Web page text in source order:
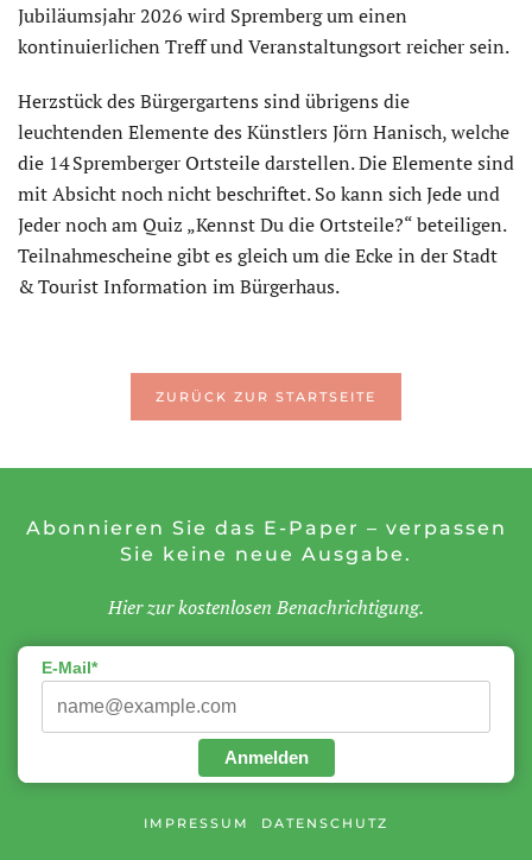
Jubiläumsjahr 2026 wird Spremberg um einen
kontinuierlichen Treff und Veranstaltungsort reicher sein.
Herzstück des Bürgergartens sind übrigens die
leuchtenden Elemente des Künstlers Jörn Hanisch, welche
die 14 Spremberger Ortsteile darstellen. Die Elemente sind
mit Absicht noch nicht beschriftet. So kann sich Jede und
Jeder noch am Quiz „Kennst Du die Ortsteile?“ beteiligen.
Teilnahmescheine gibt es gleich um die Ecke in der Stadt
& Tourist Information im Bürgerhaus.
ZURÜCK ZUR STARTSEITE
Abonnieren Sie das E-Paper – verpassen
Sie keine neue Ausgabe.
Hier zur kostenlosen Benachrichtigung.
E-Mail*
Anmelden
IMPRESSUM DATENSCHUTZ